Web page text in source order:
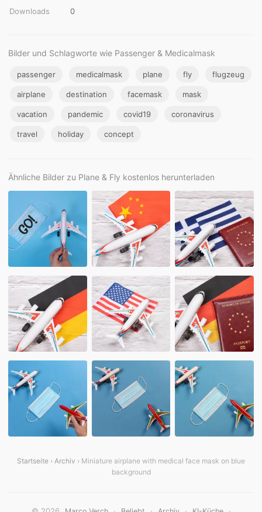
Downloads
0
Bilder und Schlagworte wie Passenger & Medicalmask
passenger medicalmask plane fly flugzeug
airplane destination facemask mask
vacation pandemic covid19 coronavirus
travel holiday concept
Ähnliche Bilder zu Plane & Fly kostenlos herunterladen
Startseite › Archiv › Miniature airplane with medical face mask on blue
background